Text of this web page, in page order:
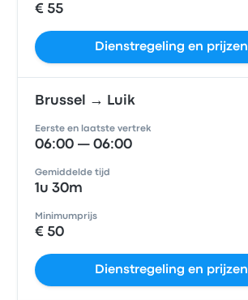
€ 55
Dienstregeling en prijzen
Brussel → Luik
Eerste en laatste vertrek
06:00 — 06:00
Gemiddelde tijd
1u 30m
Minimumprijs
€ 50
Dienstregeling en prijzen